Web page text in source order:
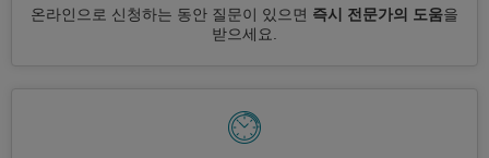
온라인으로 신청하는 동안 질문이 있으면 즉시 전문가의 도움을
받으세요.